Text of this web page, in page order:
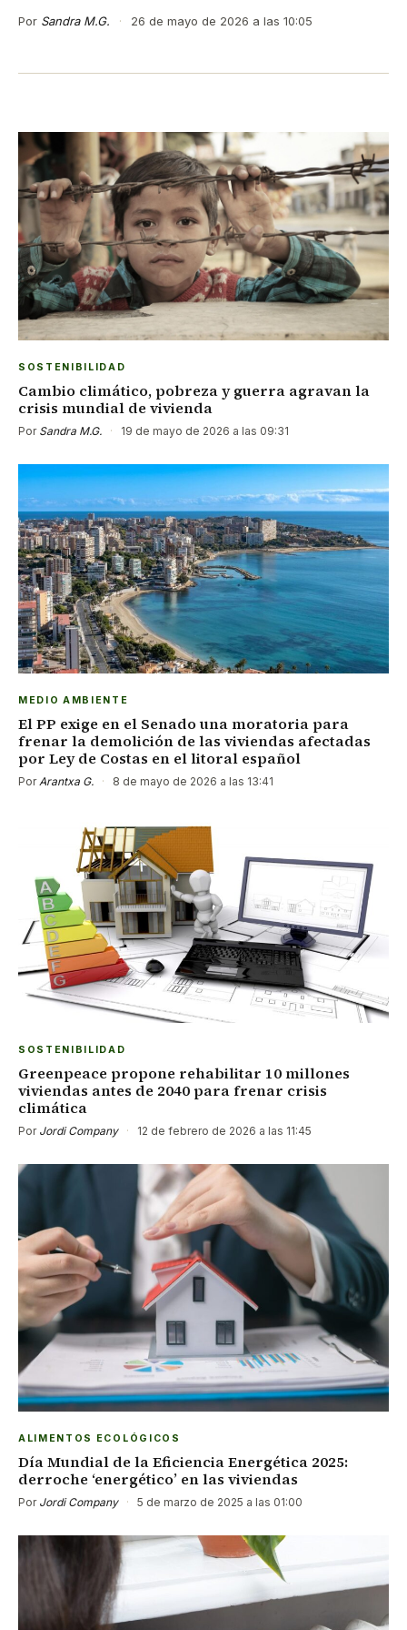
Por Sandra M.G. · 26 de mayo de 2026 a las 10:05
SOSTENIBILIDAD
Cambio climático, pobreza y guerra agravan la
crisis mundial de vivienda
Por Sandra M.G. · 19 de mayo de 2026 a las 09:31
MEDIO AMBIENTE
El PP exige en el Senado una moratoria para
frenar la demolición de las viviendas afectadas
por Ley de Costas en el litoral español
Por Arantxa G. · 8 de mayo de 2026 a las 13:41
SOSTENIBILIDAD
Greenpeace propone rehabilitar 10 millones
viviendas antes de 2040 para frenar crisis
climática
Por Jordi Company · 12 de febrero de 2026 a las 11:45
ALIMENTOS ECOLÓGICOS
Día Mundial de la Eficiencia Energética 2025:
derroche ‘energético’ en las viviendas
Por Jordi Company · 5 de marzo de 2025 a las 01:00